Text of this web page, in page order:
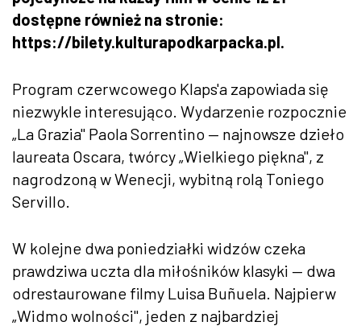
dostępne również na stronie:
https://bilety.kulturapodkarpacka.pl.
Program czerwcowego Klaps'a zapowiada się
niezwykle interesująco. Wydarzenie rozpocznie
„La Grazia" Paola Sorrentino — najnowsze dzieło
laureata Oscara, twórcy „Wielkiego piękna", z
nagrodzoną w Wenecji, wybitną rolą Toniego
Servillo.
W kolejne dwa poniedziałki widzów czeka
prawdziwa uczta dla miłośników klasyki — dwa
odrestaurowane filmy Luisa Buñuela. Najpierw
„Widmo wolności", jeden z najbardziej